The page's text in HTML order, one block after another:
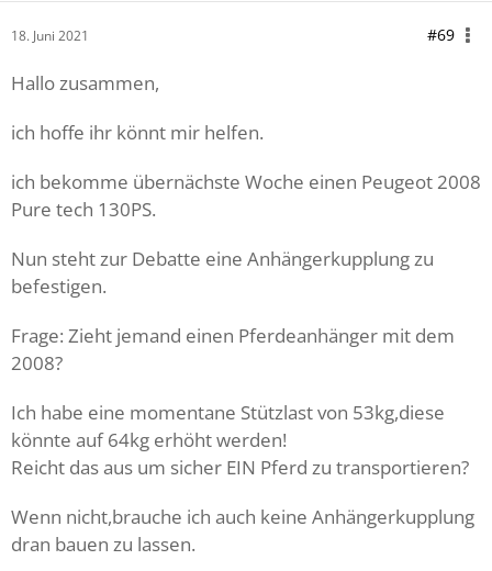
18. Juni 2021 #69
Hallo zusammen,
ich hoffe ihr könnt mir helfen.
ich bekomme übernächste Woche einen Peugeot 2008
Pure tech 130PS.
Nun steht zur Debatte eine Anhängerkupplung zu
befestigen.
Frage: Zieht jemand einen Pferdeanhänger mit dem
2008?
Ich habe eine momentane Stützlast von 53kg,diese
könnte auf 64kg erhöht werden!
Reicht das aus um sicher EIN Pferd zu transportieren?
Wenn nicht,brauche ich auch keine Anhängerkupplung
dran bauen zu lassen.